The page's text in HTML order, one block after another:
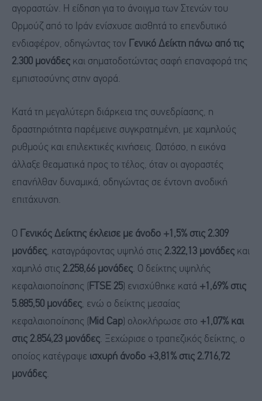
αγοραστών. Η είδηση για το άνοιγμα των Στενών του
Ορμούζ από το Ιράν ενίσχυσε αισθητά το επενδυτικό
ενδιαφέρον, οδηγώντας τον
Γενικό Δείκτη πάνω από τις
2.300 μονάδες και σηματοδοτώντας σαφή επαναφορά της
εμπιστοσύνης στην αγορά.
Κατά τη μεγαλύτερη διάρκεια της συνεδρίασης, η
δραστηριότητα παρέμεινε συγκρατημένη, με χαμηλούς
ρυθμούς και επιλεκτικές κινήσεις. Ωστόσο, η εικόνα
άλλαξε θεαματικά προς το τέλος, όταν οι αγοραστές
επανήλθαν δυναμικά, οδηγώντας σε έντονη ανοδική
επιτάχυνση.
Ο
Γενικός Δείκτης έκλεισε με άνοδο +1,5% στις 2.309
μονάδες, καταγράφοντας υψηλό στις 2.322,13 μονάδες και
χαμηλό στις 2.258,66 μονάδες. Ο δείκτης υψηλής
κεφαλαιοποίησης (
FTSE 25 ) ενισχύθηκε κατά +1,69% στις
5.885,50 μονάδες, ενώ ο δείκτης μεσαίας
κεφαλαιοποίησης (
Mid Cap ) ολοκλήρωσε στο +1,07% και
στις 2.854,23 μονάδες. Ξεχώρισε ο τραπεζικός δείκτης, ο
οποίος κατέγραψε ισχυρή άνοδο +3,81% στις 2.716,72
μονάδες.